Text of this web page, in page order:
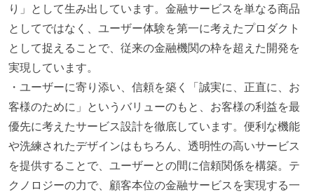
り」として生み出しています。金融サービスを単なる商品
としてではなく、ユーザー体験を第一に考えたプロダクト
として捉えることで、従来の金融機関の枠を超えた開発を
実現しています。
・ユーザーに寄り添い、信頼を築く「誠実に、正直に、お
客様のために」というバリューのもと、お客様の利益を最
優先に考えたサービス設計を徹底しています。便利な機能
や洗練されたデザインはもちろん、透明性の高いサービス
を提供することで、ユーザーとの間に信頼関係を構築。テ
クノロジーの力で、顧客本位の金融サービスを実現する一